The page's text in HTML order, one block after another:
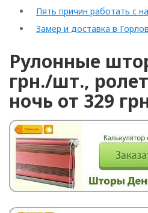
Rolled
Пять причин работать с
Замер и доставка в
Рулонные
грн./шт.,
ночь от 329